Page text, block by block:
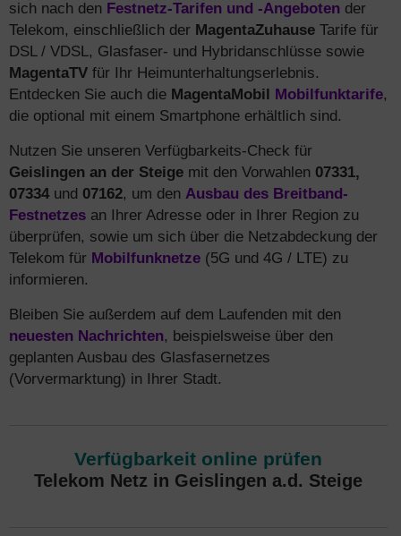
sich nach den Festnetz-Tarifen und -Angeboten der
Telekom, einschließlich der MagentaZuhause Tarife für
DSL / VDSL, Glasfaser- und Hybridanschlüsse sowie
MagentaTV für Ihr Heimunterhaltungserlebnis.
Entdecken Sie auch die MagentaMobil Mobilfunktarife,
die optional mit einem Smartphone erhältlich sind.
Nutzen Sie unseren Verfügbarkeits-Check für
Geislingen an der Steige mit den Vorwahlen 07331,
07334 und 07162, um den Ausbau des Breitband-
Festnetzes an Ihrer Adresse oder in Ihrer Region zu
überprüfen, sowie um sich über die Netzabdeckung der
Telekom für Mobilfunknetze (5G und 4G / LTE) zu
informieren.
Bleiben Sie außerdem auf dem Laufenden mit den
neuesten Nachrichten, beispielsweise über den
geplanten Ausbau des Glasfasernetzes
(Vorvermarktung) in Ihrer Stadt.
Verfügbarkeit online prüfen
Telekom Netz in Geislingen a.d. Steige